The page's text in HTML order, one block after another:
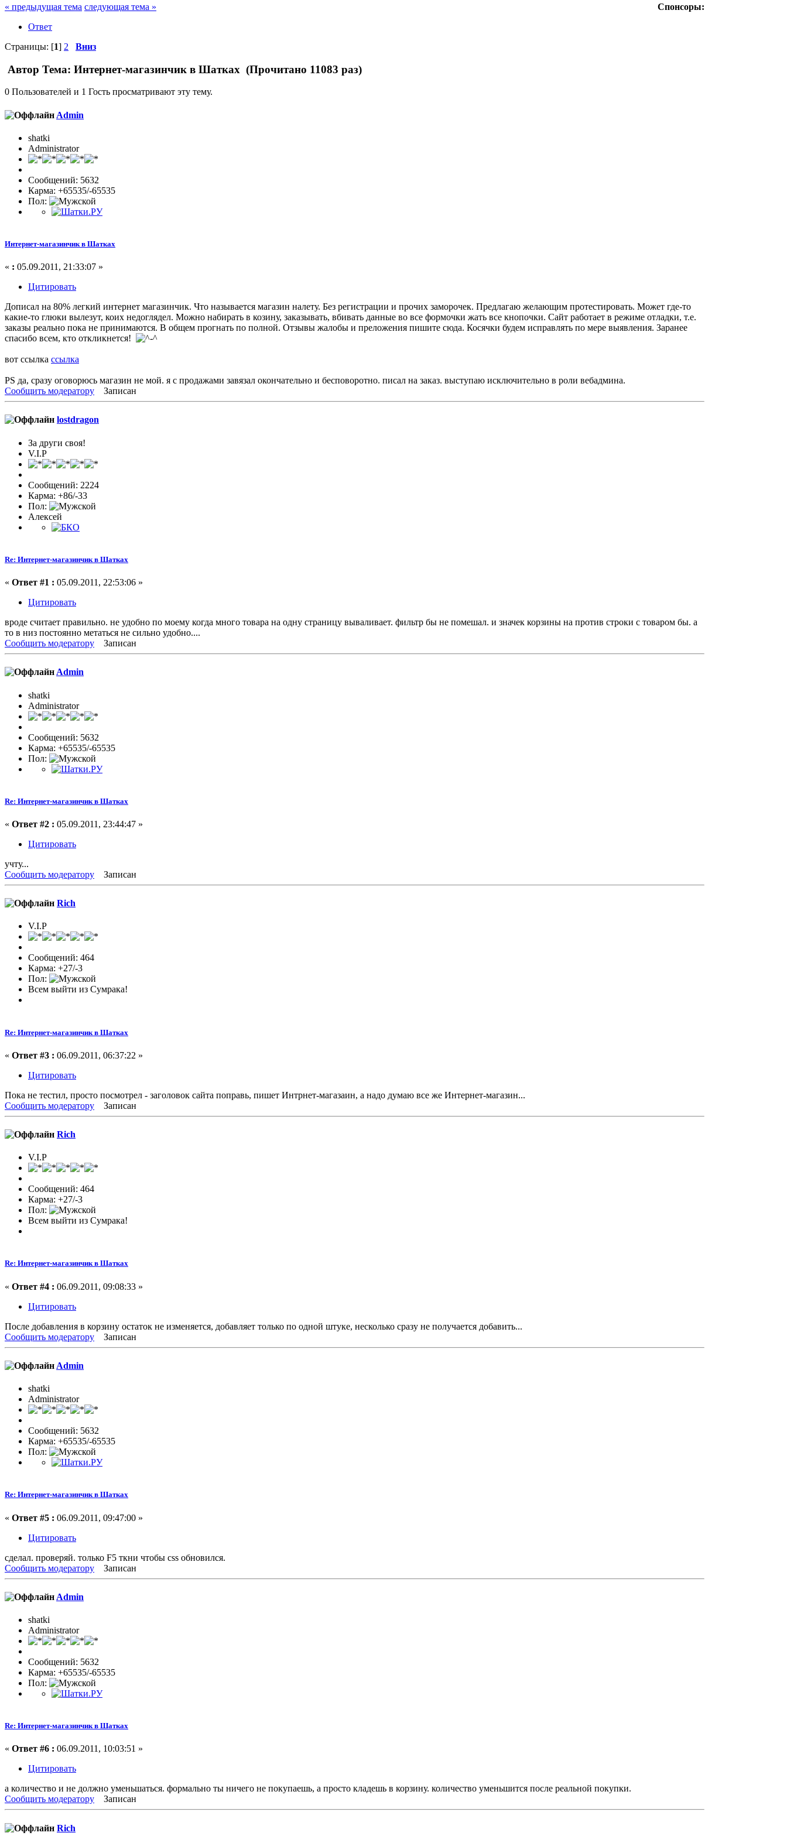
Спонсоры:
« предыдущая тема следующая тема »
Ответ
Страницы: [1] 2 Вниз
Автор Тема: Интернет-магазинчик в Шатках (Прочитано 11083 раз)
0 Пользователей и 1 Гость просматривают эту тему.
Admin
shatki
Administrator
Сообщений: 5632
Карма: +65535/-65535
Пол:
Интернет-магазинчик в Шатках
« : 05.09.2011, 21:33:07 »
Цитировать
Дописал на 80% легкий интернет магазинчик. Что называется магазин налету. Без регистрации и прочих заморочек. Предлагаю желающим протестировать. Может где-то
какие-то глюки вылезут, коих недоглядел. Можно набирать в козину, заказывать, вбивать данные во все формочки жать все кнопочки. Сайт работает в режиме отладки, т.е.
заказы реально пока не принимаются. В общем прогнать по полной. Отзывы жалобы и преложения пишите сюда. Косячки будем исправлять по мере выявления. Заранее
спасибо всем, кто откликнется!
вот ссылка ссылка
PS да, сразу оговорюсь магазин не мой. я с продажами завязал окончательно и бесповоротно. писал на заказ. выступаю исключительно в роли вебадмина.
Сообщить модератору
Записан
lostdragon
За други своя!
V.I.P
Сообщений: 2224
Карма: +86/-33
Пол:
Алексей
Re: Интернет-магазинчик в Шатках
« Ответ #1 : 05.09.2011, 22:53:06 »
Цитировать
вроде считает правильно. не удобно по моему когда много товара на одну страницу вываливает. фильтр бы не помешал. и значек корзины на против строки с товаром бы. а
то в низ постоянно метаться не сильно удобно....
Сообщить модератору
Записан
Admin
shatki
Administrator
Сообщений: 5632
Карма: +65535/-65535
Пол:
Re: Интернет-магазинчик в Шатках
« Ответ #2 : 05.09.2011, 23:44:47 »
Цитировать
учту...
Сообщить модератору
Записан
Rich
V.I.P
Сообщений: 464
Карма: +27/-3
Пол:
Всем выйти из Сумрака!
Re: Интернет-магазинчик в Шатках
« Ответ #3 : 06.09.2011, 06:37:22 »
Цитировать
Пока не тестил, просто посмотрел - заголовок сайта поправь, пишет Интрнет-магазаин, а надо думаю все же Интернет-магазин...
Сообщить модератору
Записан
Rich
V.I.P
Сообщений: 464
Карма: +27/-3
Пол:
Всем выйти из Сумрака!
Re: Интернет-магазинчик в Шатках
« Ответ #4 : 06.09.2011, 09:08:33 »
Цитировать
После добавления в корзину остаток не изменяется, добавляет только по одной штуке, несколько сразу не получается добавить...
Сообщить модератору
Записан
Admin
shatki
Administrator
Сообщений: 5632
Карма: +65535/-65535
Пол:
Re: Интернет-магазинчик в Шатках
« Ответ #5 : 06.09.2011, 09:47:00 »
Цитировать
сделал. проверяй. только F5 ткни чтобы css обновился.
Сообщить модератору
Записан
Admin
shatki
Administrator
Сообщений: 5632
Карма: +65535/-65535
Пол:
Re: Интернет-магазинчик в Шатках
« Ответ #6 : 06.09.2011, 10:03:51 »
Цитировать
а количество и не должно уменьшаться. формально ты ничего не покупаешь, а просто кладешь в корзину. количество уменьшится после реальной покупки.
Сообщить модератору
Записан
Rich